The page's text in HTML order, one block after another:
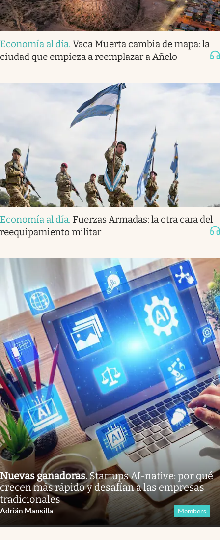
Economía al día. Vaca Muerta cambia de mapa: la
ciudad que empieza a reemplazar a Añelo
Economía al día. Fuerzas Armadas: la otra cara del
reequipamiento militar
Nuevas ganadoras.Startups AI-native: por qué
crecen más rápido y desafían a las empresas
tradicionales
Adrián Mansilla Members